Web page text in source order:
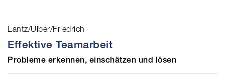
Lantz/Ulber/Friedrich
Effektive Teamarbeit
Probleme erkennen, einschätzen und lösen